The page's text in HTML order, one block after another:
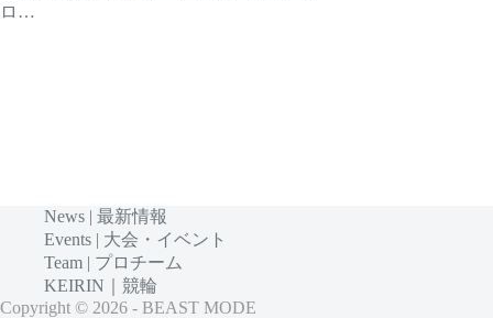
ロ…
News | 最新情報
Events | 大会・イベント
Team | プロチーム
KEIRIN｜競輪
Copyright © 2026 - BEAST MODE